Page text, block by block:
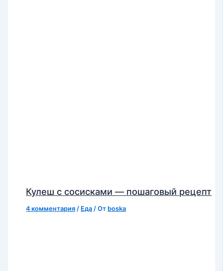
Кулеш с сосисками — пошаговый рецепт
4 комментария / Еда / От boska